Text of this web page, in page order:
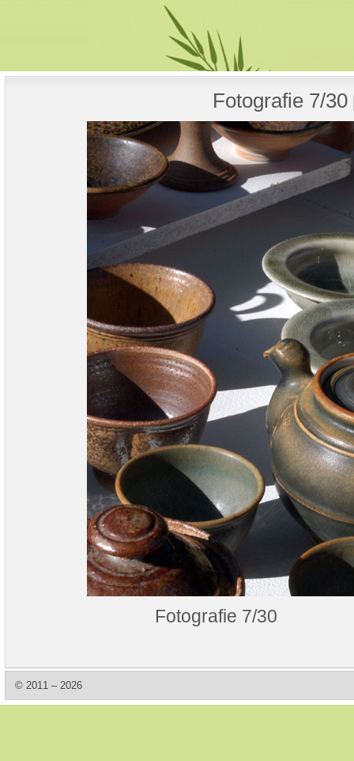
Fotografie 7/30
Fotografie 7/30
© 2011 – 2026